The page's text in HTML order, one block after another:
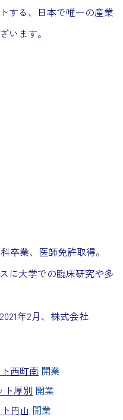
する、日本で唯一の産業
います。
卒業、医師免許取得。
に大学での臨床研究や多
年2月、株式会社
西町南 開業
ト厚別 開業
円山 開業